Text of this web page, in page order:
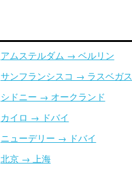
アムステルダム → ベルリン
サンフランシスコ → ラスベガス
シドニー → オークランド
カイロ → ドバイ
ニューデリー → ドバイ
北京 → 上海